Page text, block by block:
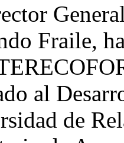
Fraile,
al
de